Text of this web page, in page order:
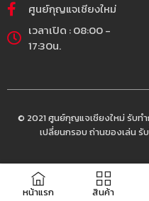
หน้าแรก สินค้า
ศูนย์กุญแจเชียงใหม่
เวลาเปิด : 08:00 -
17:30น.
© 2021 ศูนย์กุญแจเชียงใหม่ รับ
เปลี่ยนกรอบ ถ่านของเล่น